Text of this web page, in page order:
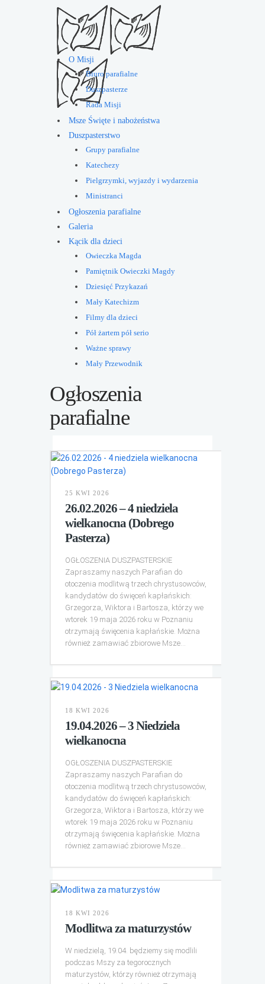
O Misji
Biuro parafialne
Duszpasterze
Rada Misji
Msze Święte i nabożeństwa
Duszpasterstwo
Grupy parafialne
Katechezy
Pielgrzymki, wyjazdy i wydarzenia
Ministranci
Ogłoszenia parafialne
Galeria
Kącik dla dzieci
Owieczka Magda
Pamiętnik Owieczki Magdy
Dziesięć Przykazań
Mały Katechizm
Filmy dla dzieci
Pół żartem pół serio
Ważne sprawy
Mały Przewodnik
Ogłoszenia
parafialne
25 KWI 2026
26.02.2026 – 4 niedziela
wielkanocna (Dobrego
Pasterza)
OGŁOSZENIA DUSZPASTERSKIE
Zapraszamy naszych Parafian do
otoczenia modlitwą trzech chrystusowców,
kandydatów do święceń kapłańskich:
Grzegorza, Wiktora i Bartosza, którzy we
wtorek 19 maja 2026 roku w Poznaniu
otrzymają święcenia kapłańskie. Można
również zamawiać zbiorowe Msze...
18 KWI 2026
19.04.2026 – 3 Niedziela
wielkanocna
OGŁOSZENIA DUSZPASTERSKIE
Zapraszamy naszych Parafian do
otoczenia modlitwą trzech chrystusowców,
kandydatów do święceń kapłańskich:
Grzegorza, Wiktora i Bartosza, którzy we
wtorek 19 maja 2026 roku w Poznaniu
otrzymają święcenia kapłańskie. Można
również zamawiać zbiorowe Msze...
18 KWI 2026
Modlitwa za maturzystów
W niedzielą, 19.04. będziemy się modlili
podczas Mszy za tegorocznych
maturzystów, którzy również otrzymają